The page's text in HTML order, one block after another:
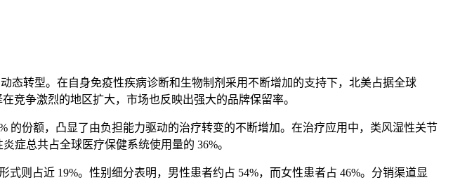
态转型。在自身免疫性疾病诊断和生物制剂采用不断增加的支持下，北美占据全球
竞争激烈的地区扩大，市场也反映出强大的品牌保留率。
的份额，凸显了由负担能力驱动的治疗转变的不断增加。在治疗应用中，类风湿性关节
症总共占全球医疗保健系统使用量的 36%。
则占近 19%。性别细分表明，男性患者约占 54%，而女性患者占 46%。分销渠道显